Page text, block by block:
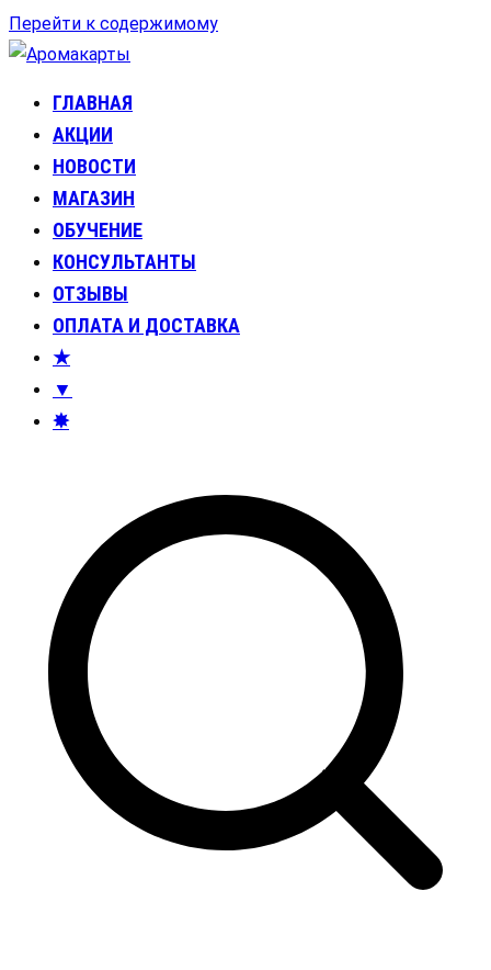
Перейти к содержимому
Аромакарты
Психологические эфирные карты • Аромапсихология
ГЛАВНАЯ
АКЦИИ
НОВОСТИ
МАГАЗИН
ОБУЧЕНИЕ
КОНСУЛЬТАНТЫ
ОТЗЫВЫ
ОПЛАТА И ДОСТАВКА
★
▼
✸